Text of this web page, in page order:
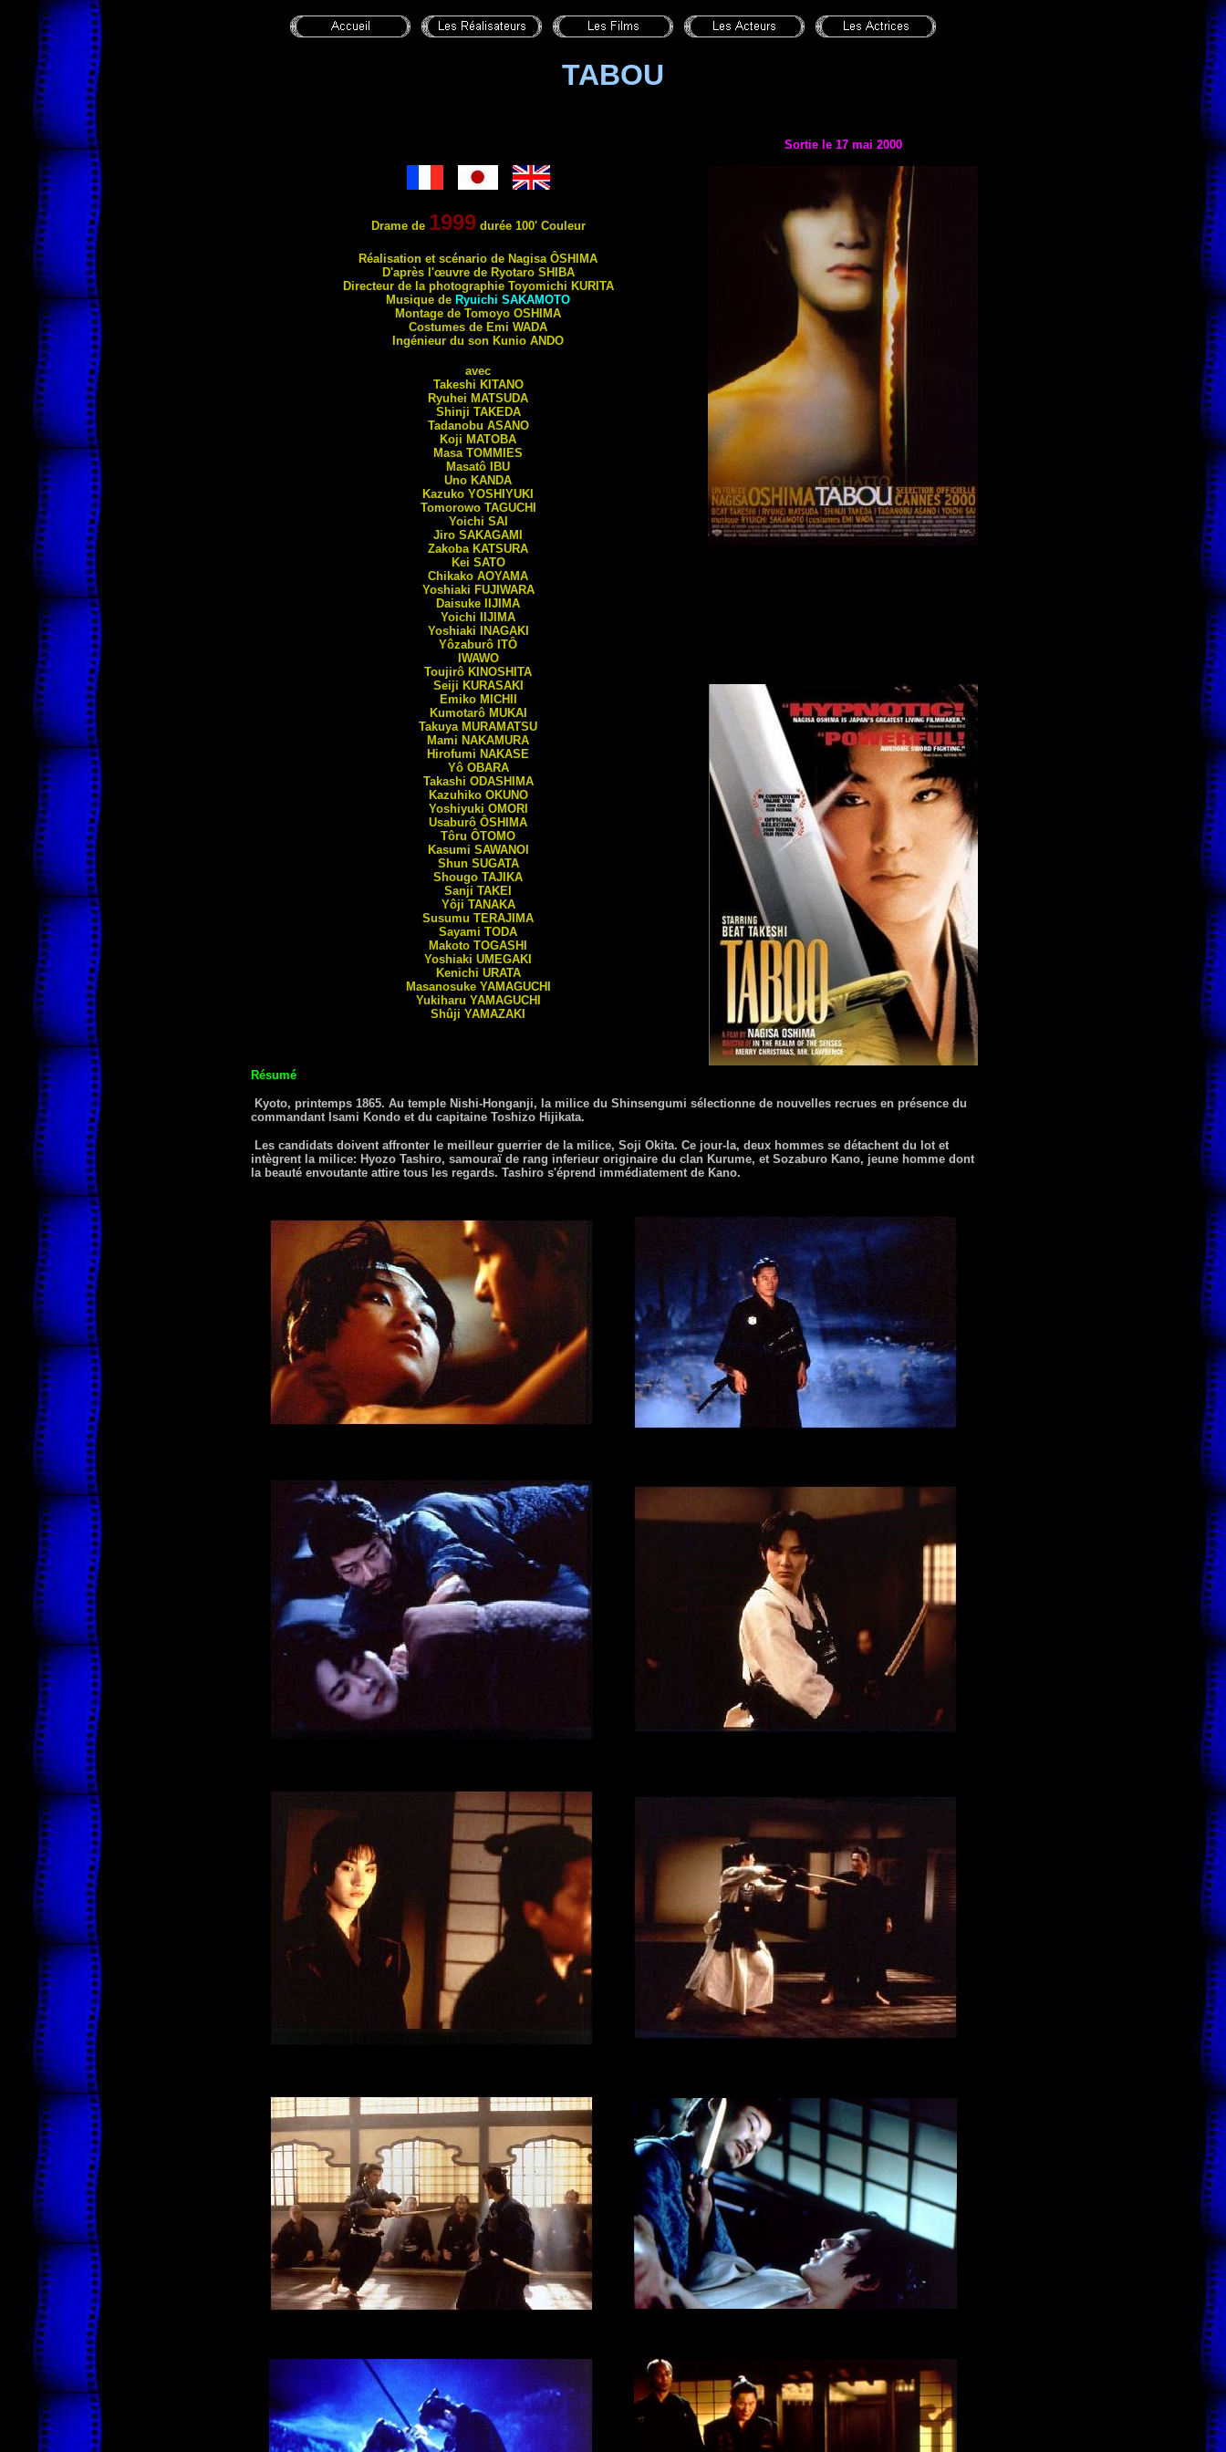
TABOU
Drame de 1999durée 100' Couleur
Réalisation et scénario de Nagisa ÔSHIMA
D'après l'œuvre de Ryotaro SHIBA
Directeur de la photographie Toyomichi KURITA
Musique de Ryuichi SAKAMOTO
Montage de Tomoyo OSHIMA
Costumes de Emi WADA
Ingénieur du son Kunio ANDO
avec
Takeshi KITANO
Ryuhei MATSUDA
Shinji TAKEDA
Tadanobu ASANO
Koji MATOBA
Masa TOMMIES
Masatô
IBU
Uno KANDA
Kazuko YOSHIYUKI
Tomorowo TAGUCHI
Yoichi SAI
Jiro SAKAGAMI
Zakoba KATSURA
Kei SATO
Chikako AOYAMA
Yoshiaki FUJIWARA
Daisuke
IIJIMA
Yoichi
IIJIMA
Yoshiaki
INAGAKI
Yôzaburô ITÔ
IWAWO
Toujirô KINOSHITA
Seiji KURASAKI
Emiko MICHII
Kumotarô MUKAI
Takuya MURAMATSU
Mami NAKAMURA
Hirofumi NAKASE
Yô OBARA
Takashi ODASHIMA
Kazuhiko OKUNO
Yoshiyuki OMORI
Usaburô ÔSHIMA
Tôru ÔTOMO
Kasumi SAWANOI
Shun SUGATA
Shougo TAJIKA
Sanji TAKEI
Yôji TANAKA
Susumu TERAJIMA
Sayami TODA
Makoto TOGASHI
Yoshiaki UMEGAKI
Kenichi URATA
Masanosuke YAMAGUCHI
Yukiharu YAMAGUCHI
Shûji YAMAZAKI
Sortie le 17 mai 2000
Résumé
Kyoto, printemps 1865. Au temple Nishi-Honganji, la milice du Shinsengumi sélectionne de nouvelles recrues en présence du
commandant Isami Kondo et du capitaine Toshizo Hijikata.
Les candidats doivent affronter le meilleur guerrier de la milice, Soji Okita. Ce jour-la, deux hommes se détachent du lot et
intègrent la milice: Hyozo Tashiro, samouraï de rang inferieur originaire du clan Kurume, et Sozaburo Kano, jeune homme dont
la beauté envoutante attire tous les regards. Tashiro s'éprend immédiatement de Kano.